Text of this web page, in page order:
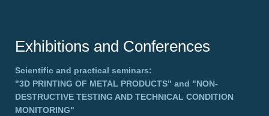
Exhibitions and Conferences
Scientific and practical seminars:
"3D PRINTING OF METAL PRODUCTS" and "NON-
DESTRUCTIVE TESTING AND TECHNICAL CONDITION
MONITORING"